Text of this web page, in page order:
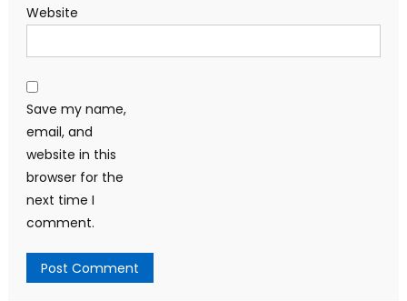
Website
Save my name,
email, and
website in this
browser for the
next time I
comment.